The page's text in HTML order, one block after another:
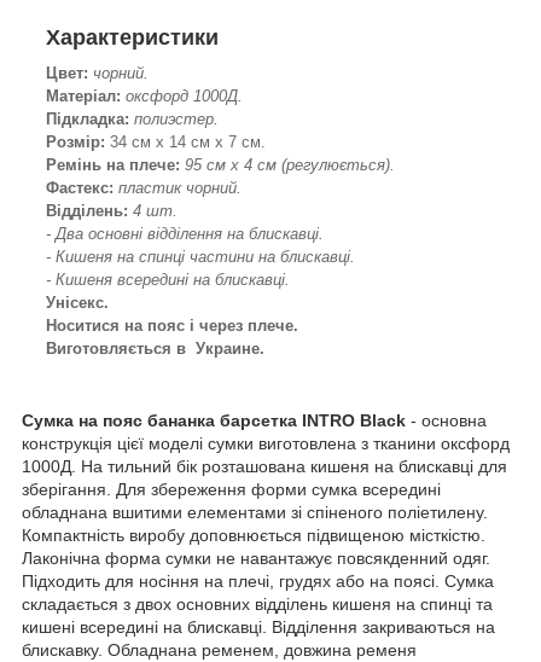
Характеристики
Цвет: чорний.
Матеріал: оксфорд 1000Д.
Підкладка: полиэстер.
Розмір: 34 см х 14 см х 7 см.
Ремінь на плече: 95 см х 4 см (регулюється).
Фастекс: пластик чорний.
Відділень: 4 шт.
- Два основні відділення на блискавці.
- Кишеня на спинці частини на блискавці.
- Кишеня всередині на блискавці.
Унісекс.
Носитися на пояс і через плече.
Виготовляється в Украине.
Сумка на пояс бананка барсетка INTRO Black - основна
конструкція цієї моделі сумки виготовлена з тканини оксфорд
1000Д. На тильний бік розташована кишеня на блискавці для
зберігання. Для збереження форми сумка всередині
обладнана вшитими елементами зі спіненого поліетилену.
Компактність виробу доповнюється підвищеною місткістю.
Лаконічна форма сумки не навантажує повсякденний одяг.
Підходить для носіння на плечі, грудях або на поясі. Сумка
складається з двох основних відділень кишеня на спинці та
кишені всередині на блискавці. Відділення закриваються на
блискавку. Обладнана ременем, довжина ременя